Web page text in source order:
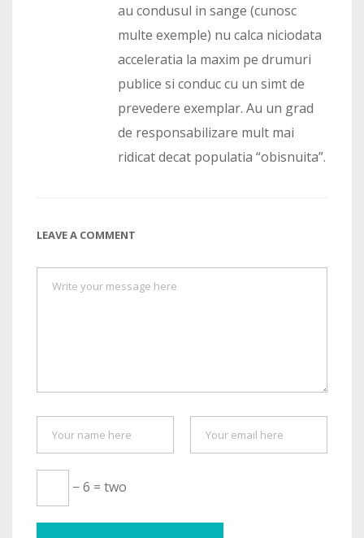
au condusul in sange (cunosc
multe exemple) nu calca niciodata
acceleratia la maxim pe drumuri
publice si conduc cu un simt de
prevedere exemplar. Au un grad
de responsabilizare mult mai
ridicat decat populatia “obisnuita”.
LEAVE A COMMENT
− 6 = two